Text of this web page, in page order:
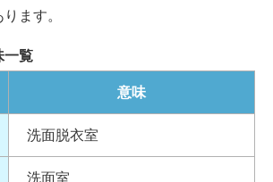
ます。
一覧
意味
洗面脱衣室
洗面室